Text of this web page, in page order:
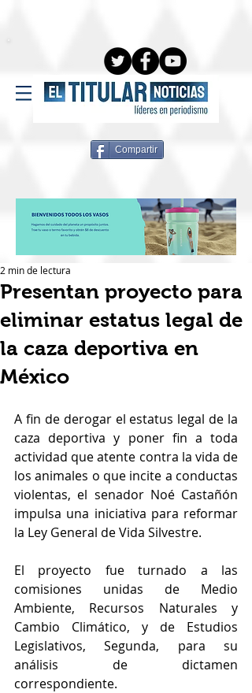
Compartir
Presentan proyecto para
eliminar estatus legal de
la caza deportiva en
México
2 min de lectura
A fin de derogar el estatus legal de la
caza deportiva y poner fin a toda
actividad que atente contra la vida de
los animales o que incite a conductas
violentas, el senador Noé Castañón
impulsa una iniciativa para reformar
la Ley General de Vida Silvestre.
El proyecto fue turnado a las
comisiones unidas de Medio
Ambiente, Recursos Naturales y
Cambio Climático, y de Estudios
Legislativos, Segunda, para su
análisis de dictamen
correspondiente.